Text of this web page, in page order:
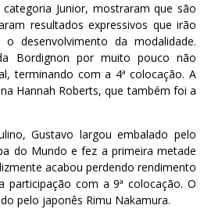
Junior, mostraram que são
resultados expressivos que irão
desenvolvimento da modalidade.
Bordignon por muito pouco não
terminando com a 4ª colocação. A
Hannah Roberts, que também foi a
Gustavo largou embalado pelo
do Mundo e fez a primeira metade
acabou perdendo rendimento
participação com a 9ª colocação. O
pelo japonês Rimu Nakamura.